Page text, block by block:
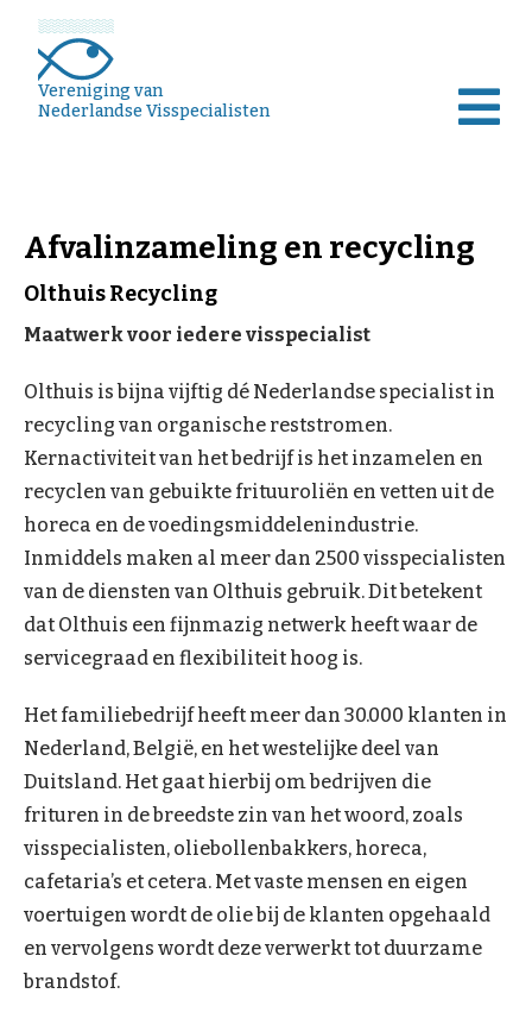
Vereniging van
Nederlandse Visspecialisten
Afvalinzameling en recycling
Olthuis Recycling
Maatwerk voor iedere visspecialist
Olthuis is bijna vijftig dé Nederlandse specialist in
recycling van organische reststromen.
Kernactiviteit van het bedrijf is het inzamelen en
recyclen van gebuikte frituuroliën en vetten uit de
horeca en de voedingsmiddelenindustrie.
Inmiddels maken al meer dan 2500 visspecialisten
van de diensten van Olthuis gebruik. Dit betekent
dat Olthuis een fijnmazig netwerk heeft waar de
servicegraad en flexibiliteit hoog is.
Het familiebedrijf heeft meer dan 30.000 klanten in
Nederland, België, en het westelijke deel van
Duitsland. Het gaat hierbij om bedrijven die
frituren in de breedste zin van het woord, zoals
visspecialisten, oliebollenbakkers, horeca,
cafetaria’s et cetera. Met vaste mensen en eigen
voertuigen wordt de olie bij de klanten opgehaald
en vervolgens wordt deze verwerkt tot duurzame
brandstof.